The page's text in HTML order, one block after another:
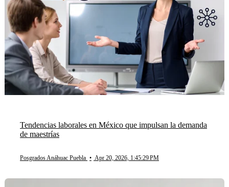
Tendencias laborales en México que impulsan la demanda
de maestrías
Posgrados Anáhuac Puebla • Apr 20, 2026, 1:45:29 PM